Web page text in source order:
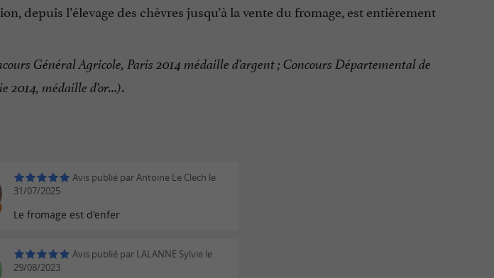
depuis l’élevage des chèvres jusqu’à la vente du fromage, est entièrement
Général Agricole, Paris 2014 médaille d’argent ; Concours Départemental de
2014, médaille d’or…).
Avis publié par Antoine Le Clech le
31/07/2025
Le fromage est d'enfer
Avis publié par LALANNE Sylvie le
29/08/2023